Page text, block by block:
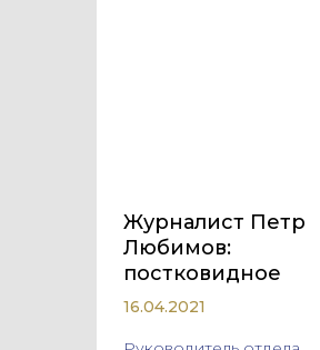
Журналист Петр
Любимов:
постковидное
16.04.2021